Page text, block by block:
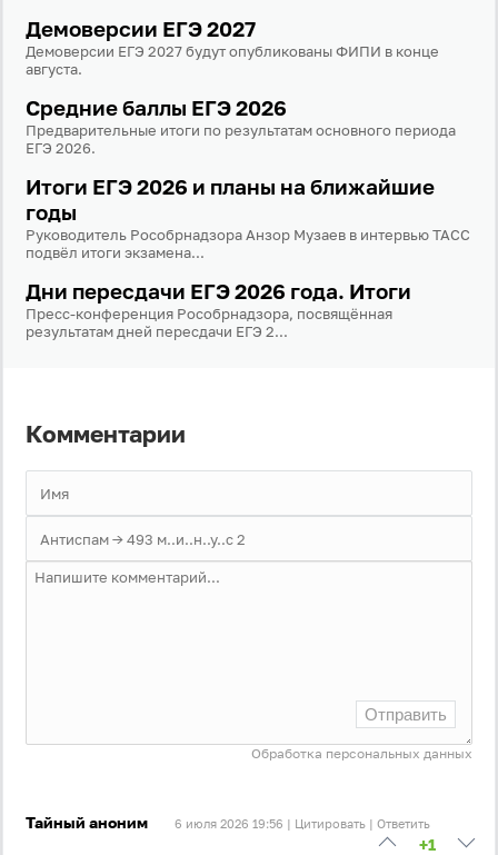
Демоверсии ЕГЭ 2027
Демоверсии ЕГЭ 2027 будут опубликованы ФИПИ в конце
августа.
Средние баллы ЕГЭ 2026
Предварительные итоги по результатам основного периода
ЕГЭ 2026.
Итоги ЕГЭ 2026 и планы на ближайшие
годы
Руководитель Рособрнадзора Анзор Музаев в интервью ТАСС
подвёл итоги экзамена...
Дни пересдачи ЕГЭ 2026 года. Итоги
Пресс-конференция Рособрнадзора, посвящённая
результатам дней пересдачи ЕГЭ 2...
Комментарии
Отправить
Обработка персональных данных
Тайный аноним 6 июля 2026 19:56 | Цитировать | Ответить
+1